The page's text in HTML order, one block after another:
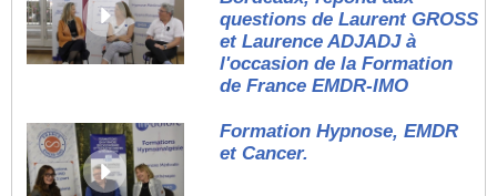
questions de Laurent GROSS
et Laurence ADJADJ à
l'occasion de la Formation
de France EMDR-IMO
Formation Hypnose, EMDR
et Cancer.